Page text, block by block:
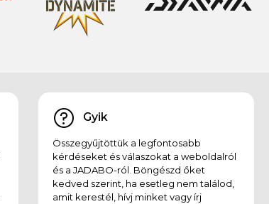
Gyik
Összegyűjtöttük a legfontosabb
kérdéseket és válaszokat a weboldalról
és a JADABO-ról. Böngészd őket
kedved szerint, ha esetleg nem találod,
amit kerestél, hívj minket vagy írj